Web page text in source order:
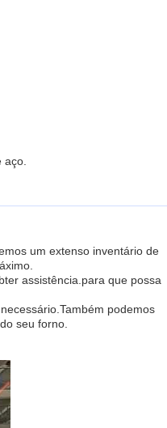
um extenso inventário de
assistência.para que possa
podemos
seu forno.